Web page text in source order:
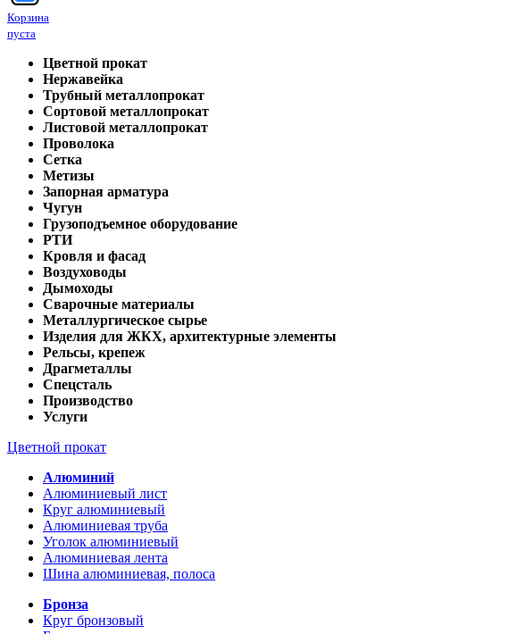
Корзина
пуста
Цветной прокат
Нержавейка
Трубный металлопрокат
Сортовой металлопрокат
Листовой металлопрокат
Проволока
Сетка
Метизы
Запорная арматура
Чугун
Грузоподъемное оборудование
РТИ
Кровля и фасад
Воздуховоды
Дымоходы
Сварочные материалы
Металлургическое сырье
Изделия для ЖКХ, архитектурные элементы
Рельсы, крепеж
Драгметаллы
Спецсталь
Производство
Услуги
Цветной прокат
Алюминий
Алюминиевый лист
Круг алюминиевый
Алюминиевая труба
Уголок алюминиевый
Алюминиевая лента
Шина алюминиевая, полоса
Бронза
Круг бронзовый